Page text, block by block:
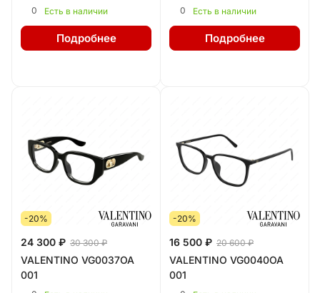
0 Есть в наличии
Подробнее
0 Есть в наличии
Подробнее
-20%
24 300 ₽ 30 300 ₽
VALENTINO VG0037OA
001
-20%
16 500 ₽ 20 600 ₽
VALENTINO VG0040OA
001